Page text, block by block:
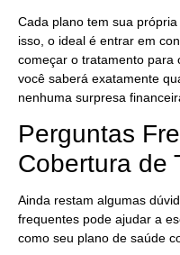
Cada plano tem sua
isso, o ideal é entrar em
começar o tratamento para
você saberá exatamente
nenhuma surpresa
Perguntas
Cobertura de
Ainda restam algumas
frequentes pode ajudar a
como seu plano de saúde